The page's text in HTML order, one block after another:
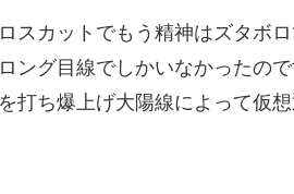
スカットでもう精神はズタボ
ング目線でしかいなかったの
打ち爆上げ大陽線によって仮